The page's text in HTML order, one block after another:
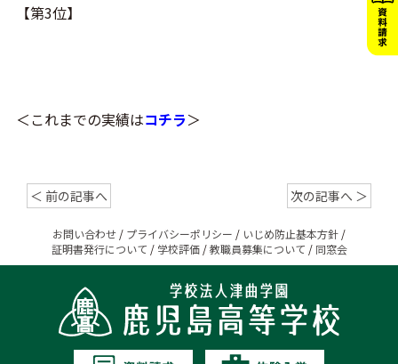
【第3位】
＜これまでの実績はコチラ＞
＜ 前の記事へ 次の記事へ ＞
お問い合わせ / プライバシーポリシー / いじめ防止基本方針 /
証明書発行について / 学校評価/教職員募集について / 同窓会